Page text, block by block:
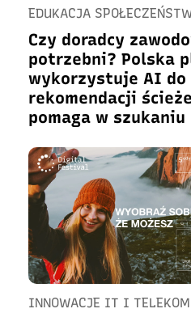
EDUKACJA
Czy doradcy
potrzebni? Polska
wykorzystuje AI do
rekomendacji
pomaga w szukaniu
INNOWACJE IT I